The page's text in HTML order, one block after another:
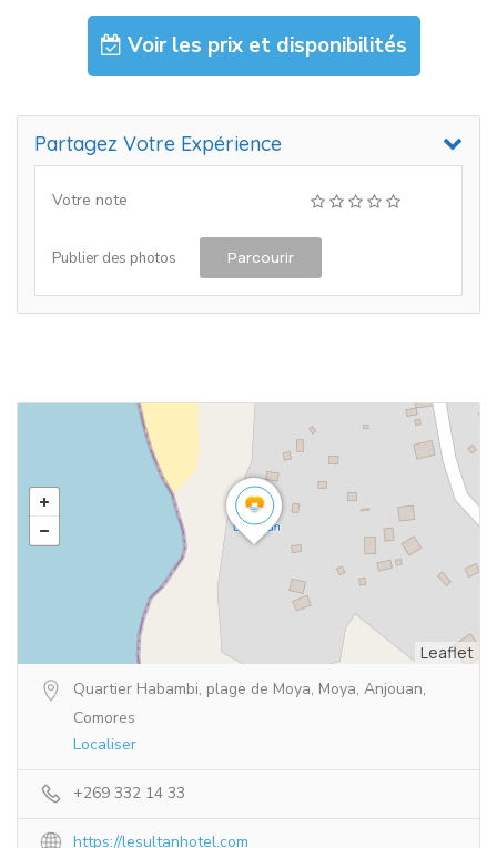
Voir les prix et disponibilités
Partagez Votre Expérience
Votre note
Publier des photos Parcourir
Leaflet
Quartier Habambi, plage de Moya, Moya, Anjouan,
Comores
Localiser
+269 332 14 33
https://lesultanhotel.com